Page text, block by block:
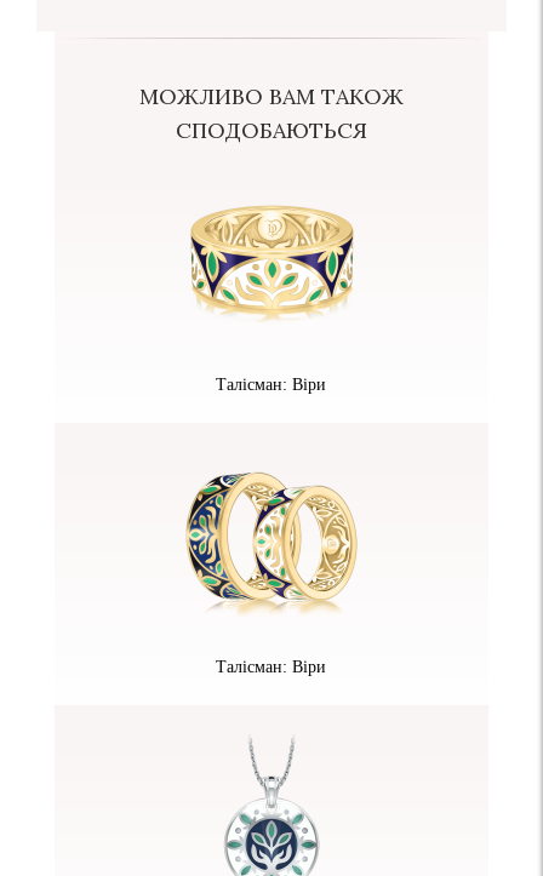
МОЖЛИВО ВАМ ТАКОЖ
СПОДОБАЮТЬСЯ
Талісман: Віри
Талісман: Віри